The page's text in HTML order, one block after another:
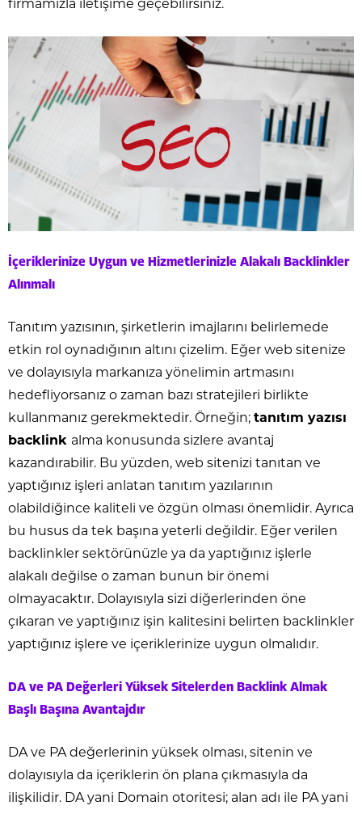
firmamızla iletişime geçebilirsiniz.
İçeriklerinize Uygun ve Hizmetlerinizle Alakalı Backlinkler
Alınmalı
Tanıtım yazısının, şirketlerin imajlarını belirlemede
etkin rol oynadığının altını çizelim. Eğer web sitenize
ve dolayısıyla markanıza yönelimin artmasını
hedefliyorsanız o zaman bazı stratejileri birlikte
kullanmanız gerekmektedir. Örneğin; tanıtım yazısı
backlink alma konusunda sizlere avantaj
kazandırabilir. Bu yüzden, web sitenizi tanıtan ve
yaptığınız işleri anlatan tanıtım yazılarının
olabildiğince kaliteli ve özgün olması önemlidir. Ayrıca
bu husus da tek başına yeterli değildir. Eğer verilen
backlinkler sektörünüzle ya da yaptığınız işlerle
alakalı değilse o zaman bunun bir önemi
olmayacaktır. Dolayısıyla sizi diğerlerinden öne
çıkaran ve yaptığınız işin kalitesini belirten backlinkler
yaptığınız işlere ve içeriklerinize uygun olmalıdır.
DA ve PA Değerleri Yüksek Sitelerden Backlink Almak
Başlı Başına Avantajdır
DA ve PA değerlerinin yüksek olması, sitenin ve
dolayısıyla da içeriklerin ön plana çıkmasıyla da
ilişkilidir. DA yani Domain otoritesi; alan adı ile PA yani